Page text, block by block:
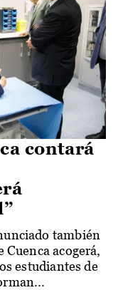
contará
también
acogerá,
estudiantes de